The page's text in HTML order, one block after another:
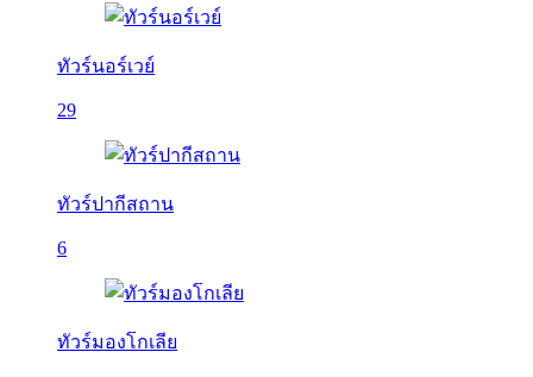
ทัวร์นอร์เวย์
29
ทัวร์ปากีสถาน
6
ทัวร์มองโกเลีย